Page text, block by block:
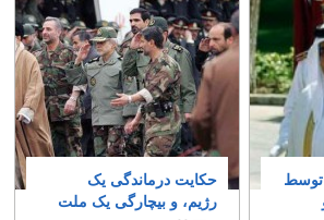
توسط
حکایت درماندگی یک
رژیم، و بیچارگی یک ملت